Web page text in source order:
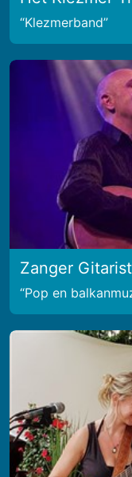
Klezmerband
Zanger
Pop en